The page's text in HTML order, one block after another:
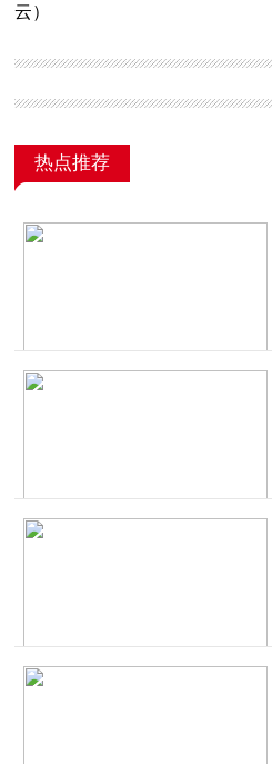
云）
热点推荐